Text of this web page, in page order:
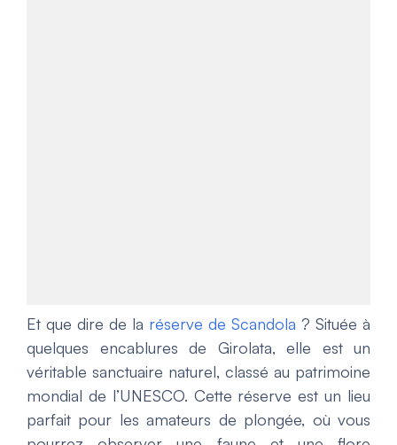
Et que dire de la réserve de Scandola ? Située à
quelques encablures de Girolata, elle est un
véritable sanctuaire naturel, classé au patrimoine
mondial de l’UNESCO. Cette réserve est un lieu
parfait pour les amateurs de plongée, où vous